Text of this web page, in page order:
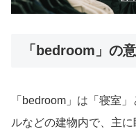
「bedroom」の
「bedroom」は「寝室
ルなどの建物内で、主